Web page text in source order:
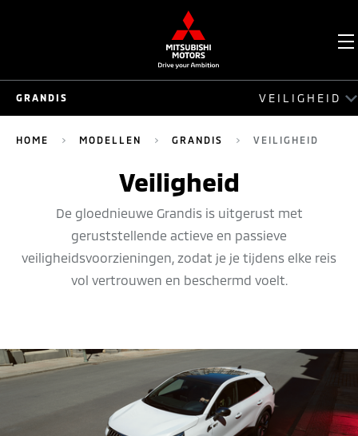
GRANDIS VEILIGHEID
HOME MODELLEN GRANDIS VEILIGHEID
Veiligheid
De gloednieuwe Grandis is uitgerust met
geruststellende actieve en passieve
veiligheidsvoorzieningen, zodat je je tijdens elke reis
vol vertrouwen en beschermd voelt.